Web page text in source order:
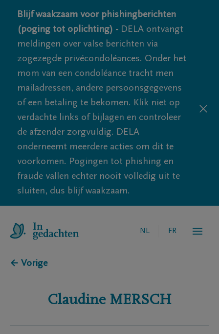
Blijf waakzaam voor phishingberichten
(poging tot oplichting) - DELA ontvangt
meldingen over valse berichten via
zogezegde privécondoléances. Onder het
mom van een condoléance tracht men
mailadressen, andere persoonsgegevens
of een betaling te bekomen. Klik niet op
verdachte links of bijlagen en controleer
de afzender zorgvuldig. DELA
onderneemt meerdere acties om dit te
voorkomen. Pogingen tot phishing en
fraude vallen echter nooit volledig uit te
sluiten, dus blijf waakzaam.
NL FR
← Vorige
Claudine MERSCH